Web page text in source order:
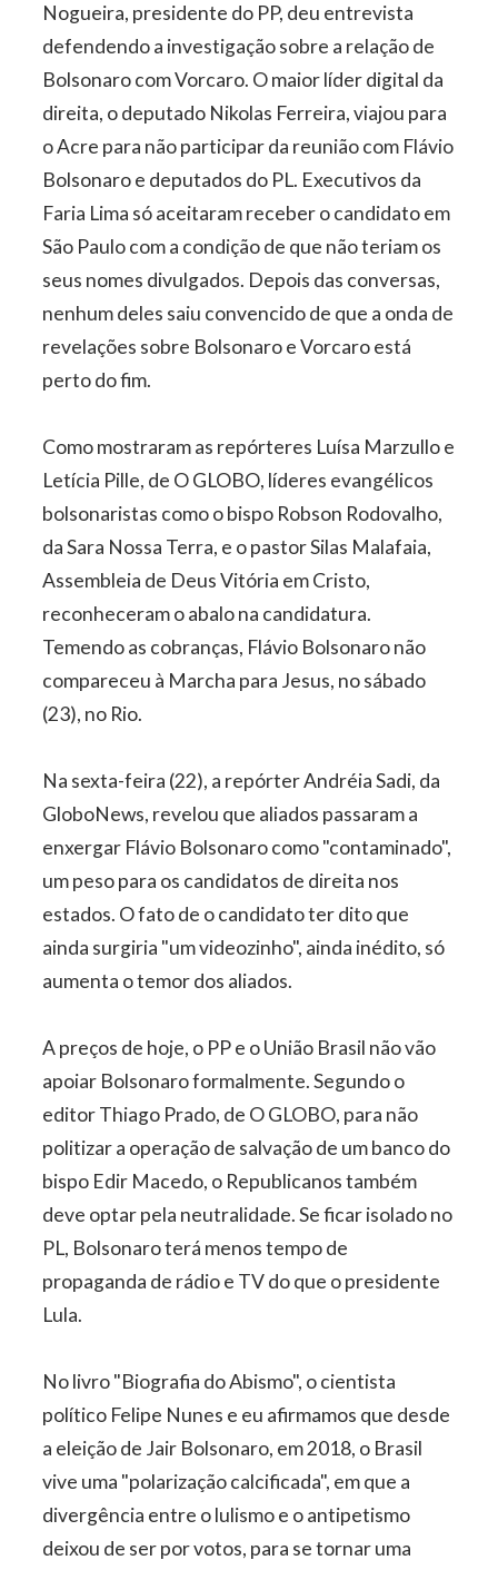
Nogueira, presidente do PP, deu entrevista
defendendo a investigação sobre a relação de
Bolsonaro com Vorcaro. O maior líder digital da
direita, o deputado Nikolas Ferreira, viajou para
o Acre para não participar da reunião com Flávio
Bolsonaro e deputados do PL. Executivos da
Faria Lima só aceitaram receber o candidato em
São Paulo com a condição de que não teriam os
seus nomes divulgados. Depois das conversas,
nenhum deles saiu convencido de que a onda de
revelações sobre Bolsonaro e Vorcaro está
perto do fim.
Como mostraram as repórteres Luísa Marzullo e
Letícia Pille, de O GLOBO, líderes evangélicos
bolsonaristas como o bispo Robson Rodovalho,
da Sara Nossa Terra, e o pastor Silas Malafaia,
Assembleia de Deus Vitória em Cristo,
reconheceram o abalo na candidatura.
Temendo as cobranças, Flávio Bolsonaro não
compareceu à Marcha para Jesus, no sábado
(23), no Rio.
Na sexta-feira (22), a repórter Andréia Sadi, da
GloboNews, revelou que aliados passaram a
enxergar Flávio Bolsonaro como "contaminado",
um peso para os candidatos de direita nos
estados. O fato de o candidato ter dito que
ainda surgiria "um videozinho", ainda inédito, só
aumenta o temor dos aliados.
A preços de hoje, o PP e o União Brasil não vão
apoiar Bolsonaro formalmente. Segundo o
editor Thiago Prado, de O GLOBO, para não
politizar a operação de salvação de um banco do
bispo Edir Macedo, o Republicanos também
deve optar pela neutralidade. Se ficar isolado no
PL, Bolsonaro terá menos tempo de
propaganda de rádio e TV do que o presidente
Lula.
No livro "Biografia do Abismo", o cientista
político Felipe Nunes e eu afirmamos que desde
a eleição de Jair Bolsonaro, em 2018, o Brasil
vive uma "polarização calcificada", em que a
divergência entre o lulismo e o antipetismo
deixou de ser por votos, para se tornar uma